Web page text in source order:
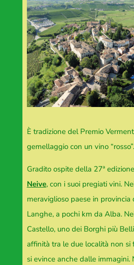
È tradizione del Premio
gemellaggio con un vino “rosso”.
Gradito ospite della 27ª
Neive, con i suoi pregiati vini.
meraviglioso paese in provincia
Langhe, a pochi km da Alba.
Castello, uno dei Borghi più
affinità tra le due località non si
si evince anche dalle immagini.